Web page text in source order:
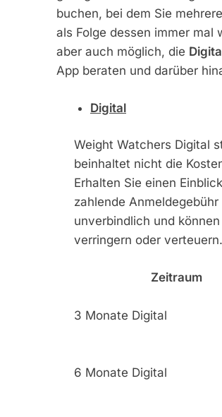
buchen, bei dem Sie
als Folge dessen immer mal
aber auch möglich, die
App beraten und darüber
Digital
Weight Watchers Digital
beinhaltet nicht die
Erhalten Sie einen
zahlende
unverbindlich und
verringern oder verteuern.
Zeitraum
3 Monate Digital
6 Monate Digital